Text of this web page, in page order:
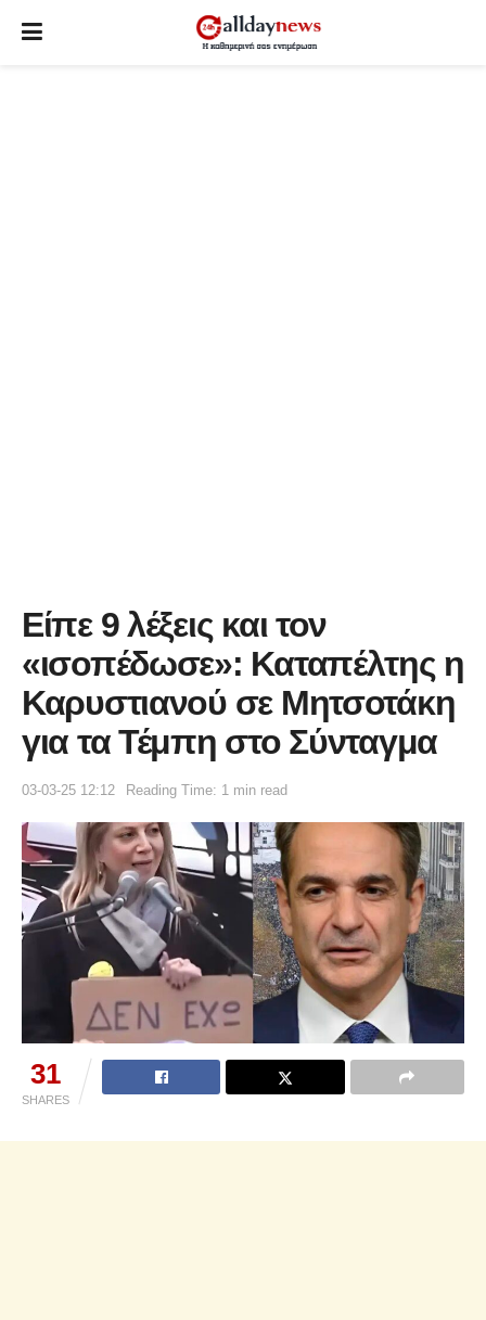
Είπε 9 λέξεις και τον
«ισοπέδωσε»: Καταπέλτης η
Καρυστιανού σε Μητσοτάκη
για τα Τέμπη στο Σύνταγμα
03-03-25 12:12 Reading Time: 1 min read
31
SHARES